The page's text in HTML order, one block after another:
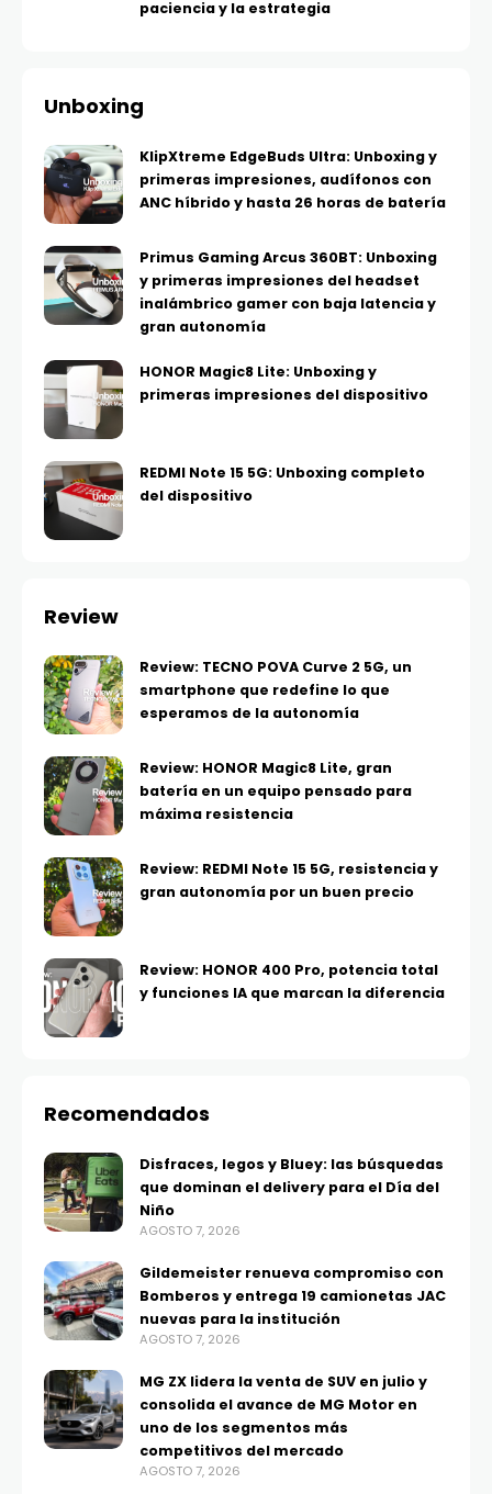
paciencia y la estrategia
Unboxing
KlipXtreme EdgeBuds Ultra: Unboxing y
primeras impresiones, audífonos con
ANC híbrido y hasta 26 horas de batería
Primus Gaming Arcus 360BT: Unboxing
y primeras impresiones del headset
inalámbrico gamer con baja latencia y
gran autonomía
HONOR Magic8 Lite: Unboxing y
primeras impresiones del dispositivo
REDMI Note 15 5G: Unboxing completo
del dispositivo
Review
Review: TECNO POVA Curve 2 5G, un
smartphone que redefine lo que
esperamos de la autonomía
Review: HONOR Magic8 Lite, gran
batería en un equipo pensado para
máxima resistencia
Review: REDMI Note 15 5G, resistencia y
gran autonomía por un buen precio
Review: HONOR 400 Pro, potencia total
y funciones IA que marcan la diferencia
Recomendados
Disfraces, legos y Bluey: las búsquedas
que dominan el delivery para el Día del
Niño
AGOSTO 7, 2026
Gildemeister renueva compromiso con
Bomberos y entrega 19 camionetas JAC
nuevas para la institución
AGOSTO 7, 2026
MG ZX lidera la venta de SUV en julio y
consolida el avance de MG Motor en
uno de los segmentos más
competitivos del mercado
AGOSTO 7, 2026